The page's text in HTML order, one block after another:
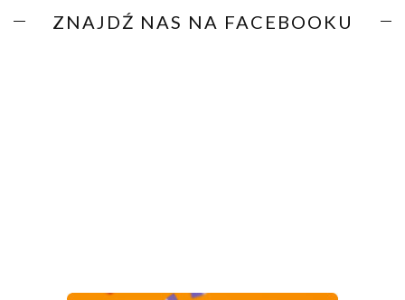
ZNAJDŹ NAS NA FACEBOOKU